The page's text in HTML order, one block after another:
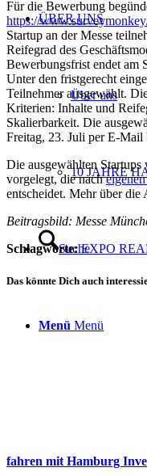
ÜBER UNS
Über uns
10 JAHRE
Suche
Menü Menü
Für die Bewerbung
https://
Startup an der Messe
Reifegrad des
Bewerbungsfrist endet am
Unter den fristgerecht
Teilnehmer ausgewählt.
Kriterien: Inhalte und
Skalierbarkeit. Die
Freitag, 23. Juli per E-Mail
Die ausgewählten
vorgelegt, die nach
entscheidet. Mehr über
Beitragsbild: Messe
Schlagworte: EXPO
Das könnte Dich auch
fahren mit Hamburg